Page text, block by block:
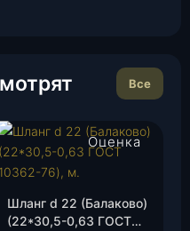
Все
Шланг d 22 (Балаково)
(22*30,5-0,63 ГОСТ
Оценка
4.00